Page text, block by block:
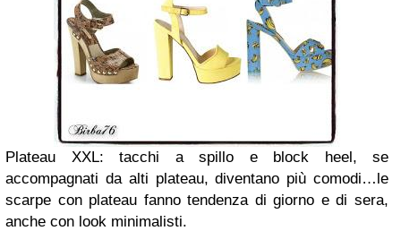
Plateau XXL: tacchi a spillo e block heel, se
accompagnati da alti plateau, diventano più comodi…le
scarpe con plateau fanno tendenza di giorno e di sera,
anche con look minimalisti.